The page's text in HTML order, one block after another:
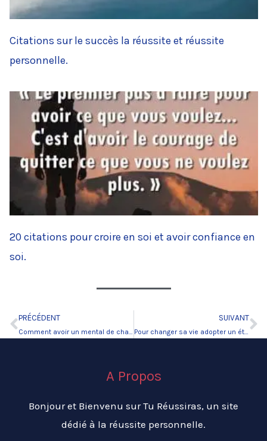
Citations sur le succès la réussite et réussite
personnelle.
20 citations pour croire en soi et avoir confiance en
soi.
Précédent
PRÉCÉDENT
Comment avoir un mental de champion.
SUIVANT
Pour changer sa vie adopter un état d’esprit positif
A Propos
Bonjour et Bienvenu sur Tu Réussiras, un site
dédié à la réussite personnelle.